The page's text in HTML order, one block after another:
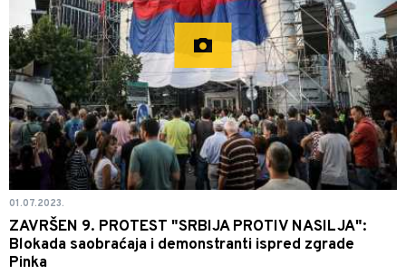
01.07.2023.
ZAVRŠEN 9. PROTEST "SRBIJA PROTIV NASILJA":
Blokada saobraćaja i demonstranti ispred zgrade
Pinka